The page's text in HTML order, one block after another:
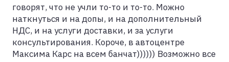
говорят, что не учли то-то и то-то. Можно
наткнуться и на допы, и на дополнительный
НДС, и на услуги доставки, и за услуги
консультирования. Короче, в автоцентре
Максима Карс на всем банчат)))))) Возможно все